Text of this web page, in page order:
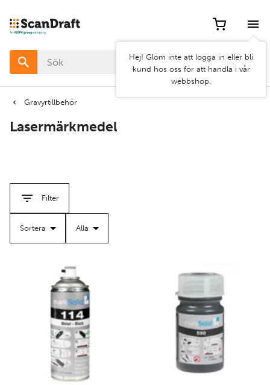
Hej! Glöm inte att logga in eller bli
kund hos oss för att handla i vår
webbshop.
Gravyrtillbehör
Lasermärkmedel
Filter
Filter
Artikel
Bredd
Rensa
Använd